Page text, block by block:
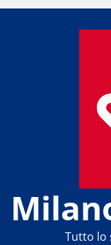
Tutto lo